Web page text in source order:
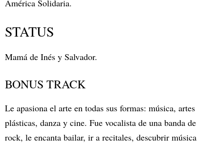
América Solidaria.
STATUS
Mamá de Inés y Salvador.
BONUS TRACK
Le apasiona el arte en todas sus formas: música, artes
plásticas, danza y cine. Fue vocalista de una banda de
rock, le encanta bailar, ir a recitales, descubrir música